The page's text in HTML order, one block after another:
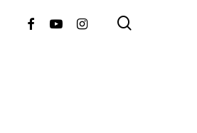
FacebookYoutubeInstagram